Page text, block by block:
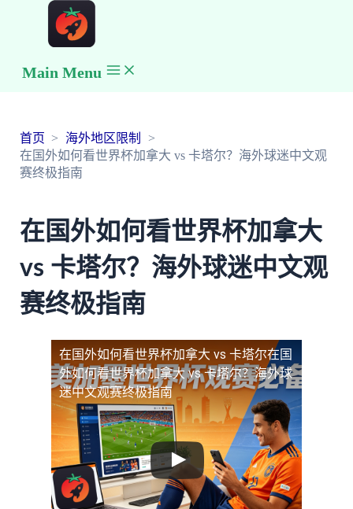
Main Menu
首页
海外地区限制
在国外如何看世界杯加拿大 vs 卡塔尔？海外球迷中文观
赛终极指南
在国外如何看世界杯加拿大
vs 卡塔尔？海外球迷中文观
赛终极指南
在国外如何看世界杯加拿大 vs 卡塔尔在国
外如何看世界杯加拿大 vs 卡塔尔？海外球
迷中文观赛终极指南